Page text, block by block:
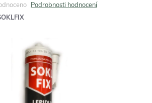
Podrobnosti hodnocení